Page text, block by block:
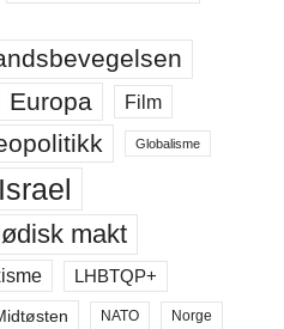
Europa Film
Globalisme
Israel
makt
LHBTQP+
NATO Norge